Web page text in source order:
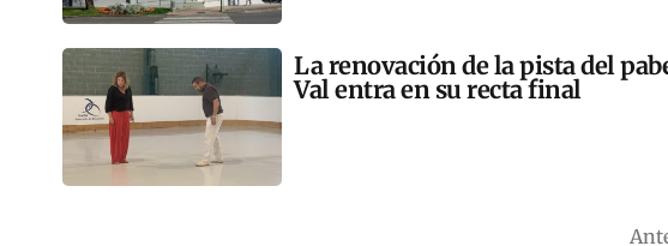
La renovación de la pista del
Val entra en su recta final